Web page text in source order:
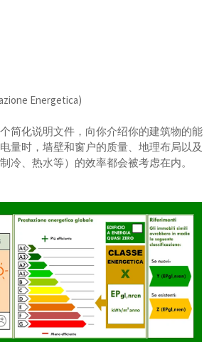
Energetica)
简化说明文件，向你介绍你的建筑物的能
量时，墙壁和窗户的质量、地理布局以及
冷、热水等）的效率都会被考虑在内。